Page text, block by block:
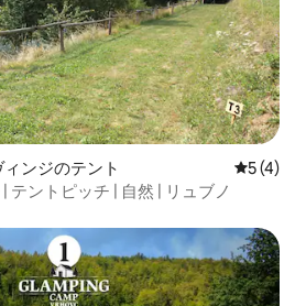
ンジのテント レビュー
5 (4)
ントピッチ | 自然 | リュブノ